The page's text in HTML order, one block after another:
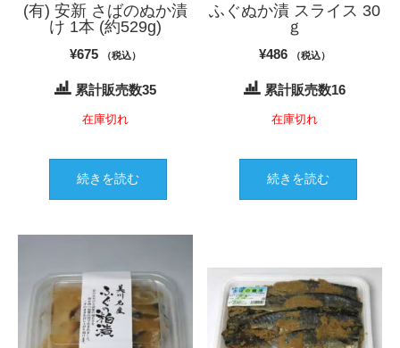
(有) 安新 さばのぬか漬
け 1本 (約529g)
¥675 （税込）
累計販売数35
在庫切れ
続きを読む
ふぐぬか漬 スライス 30
ｇ
¥486 （税込）
累計販売数16
在庫切れ
続きを読む